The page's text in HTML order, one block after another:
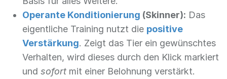
Operante Konditionierung (Skinner): Das
eigentliche Training nutzt die positive
Verstärkung. Zeigt das Tier ein gewünschtes
Verhalten, wird dieses durch den Klick markiert
und sofort mit einer Belohnung verstärkt.